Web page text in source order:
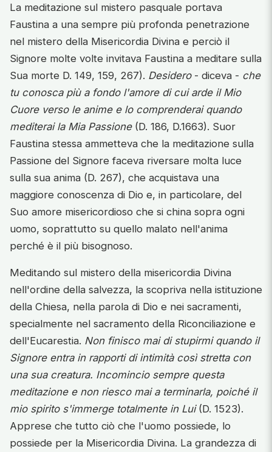
La meditazione sul mistero pasquale portava
Faustina a una sempre più profonda penetrazione
nel mistero della Misericordia Divina e perciò il
Signore molte volte invitava Faustina a meditare sulla
Sua morte D. 149, 159, 267). Desidero- diceva - che
tu conosca più a fondo l'amore di cui arde il Mio
Cuore verso le anime e lo comprenderai quando
mediterai la Mia Passione(D. 186, D.1663). Suor
Faustina stessa ammetteva che la meditazione sulla
Passione del Signore faceva riversare molta luce
sulla sua anima (D. 267), che acquistava una
maggiore conoscenza di Dio e, in particolare, del
Suo amore misericordioso che si china sopra ogni
uomo, soprattutto su quello malato nell'anima
perché è il più bisognoso.
Meditando sul mistero della misericordia Divina
nell'ordine della salvezza, la scopriva nella istituzione
della Chiesa, nella parola di Dio e nei sacramenti,
specialmente nel sacramento della Riconciliazione e
dell'Eucarestia. Non finisco mai di stupirmi quando il
Signore entra in rapporti di intimità così stretta con
una sua creatura. Incomincio sempre questa
meditazione e non riesco mai a terminarla, poiché il
mio spirito s'immerge totalmente in Lui(D. 1523).
Apprese che tutto ciò che l'uomo possiede, lo
possiede per la Misericordia Divina. La grandezza di